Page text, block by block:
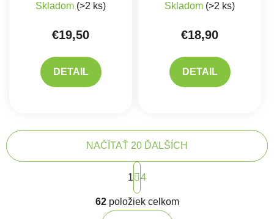
Skladom (>2 ks)
€19,50
DETAIL
Skladom (>2 ks)
€18,90
DETAIL
Ovládacie prvky výpisu
NAČÍTAŤ 20 ĎALŠÍCH
Stránkovanie
1 4
62položiek celkom